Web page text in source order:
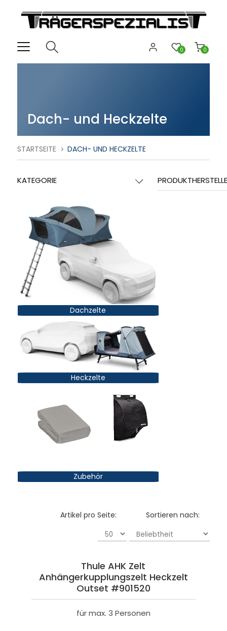
0
0
Dach- und Heckzelte
STARTSEITE DACH- UND HECKZELTE
KATEGORIE
Dachzelte
Heckzelte
Zubehör
Sortieren nach:
Artikel pro Seite:
Thule AHK Zelt
Anhängerkupplungszelt Heckzelt
Outset #901520
für max. 3 Personen